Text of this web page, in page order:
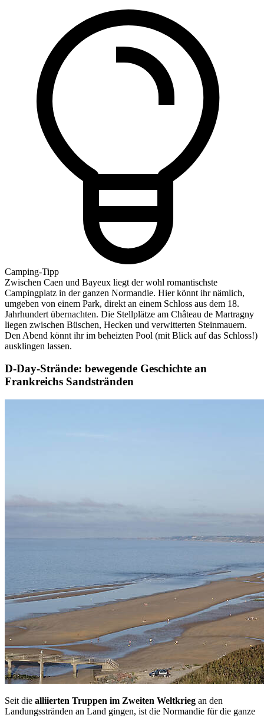
Camping-Tipp
Zwischen Caen und Bayeux liegt der wohl romantischste
Campingplatz in der ganzen Normandie. Hier könnt ihr nämlich,
umgeben von einem Park, direkt an einem Schloss aus dem 18.
Jahrhundert übernachten. Die Stellplätze am Château de Martragny
liegen zwischen Büschen, Hecken und verwitterten Steinmauern.
Den Abend könnt ihr im beheizten Pool (mit Blick auf das Schloss!)
ausklingen lassen.
D-Day-Strände: bewegende Geschichte an
Frankreichs Sandstränden
Seit die alliierten Truppen im Zweiten Weltkrieg an den
Landungsstränden an Land gingen, ist die Normandie für die ganze